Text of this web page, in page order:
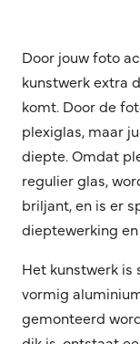
Door jouw foto
kunstwerk extra
komt. Door de
plexiglas, maar
diepte. Omdat
regulier glas,
briljant, en is er
dieptewerking
Het kunstwerk is
vormig
gemonteerd